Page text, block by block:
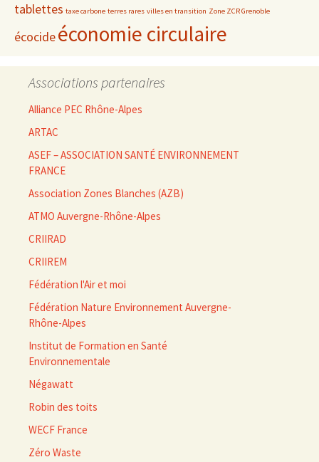
tablettes taxe carbone terres rares villes en transition Zone ZCR Grenoble
écocideéconomie circulaire
Associations partenaires
Alliance PEC Rhône-Alpes
ARTAC
ASEF – ASSOCIATION SANTÉ ENVIRONNEMENT
FRANCE
Association Zones Blanches (AZB)
ATMO Auvergne-Rhône-Alpes
CRIIRAD
CRIIREM
Fédération l'Air et moi
Fédération Nature Environnement Auvergne-
Rhône-Alpes
Institut de Formation en Santé
Environnementale
Négawatt
Robin des toits
WECF France
Zéro Waste